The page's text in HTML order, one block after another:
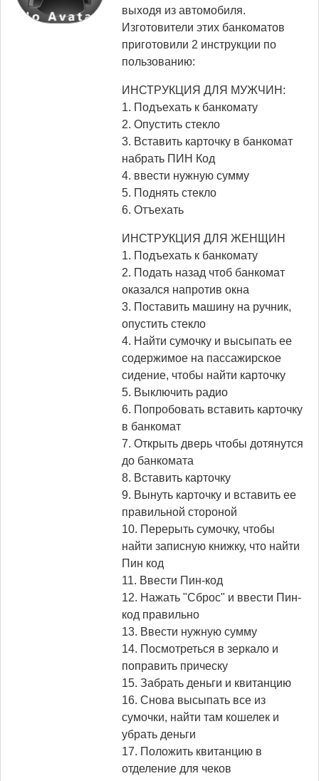
выходя из автомобиля.
Изготовители этих банкоматов
приготовили 2 инструкции по
пользованию:
ИНСТРУКЦИЯ ДЛЯ МУЖЧИН:
1. Подъехать к банкомату
2. Опустить стекло
3. Вставить карточку в банкомат
набрать ПИН Код
4. ввести нужную сумму
5. Поднять стекло
6. Отъехать
ИНСТРУКЦИЯ ДЛЯ ЖЕНЩИН
1. Подъехать к банкомату
2. Подать назад чтоб банкомат
оказался напротив окна
3. Поставить машину на ручник,
опустить стекло
4. Найти сумочку и высыпать ее
содержимое на пассажирское
сидение, чтобы найти карточку
5. Выключить радио
6. Попробовать вставить карточку
в банкомат
7. Открыть дверь чтобы дотянутся
до банкомата
8. Вставить карточку
9. Вынуть карточку и вставить ее
правильной стороной
10. Перерыть сумочку, чтобы
найти записную книжку, что найти
Пин код
11. Ввести Пин-код
12. Нажать "Сброс" и ввести Пин-
код правильно
13. Ввести нужную сумму
14. Посмотреться в зеркало и
поправить прическу
15. Забрать деньги и квитанцию
16. Снова высыпать все из
сумочки, найти там кошелек и
убрать деньги
17. Положить квитанцию в
отделение для чеков